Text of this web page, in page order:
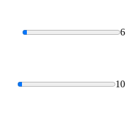
6
10